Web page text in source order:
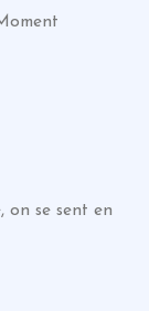
on se sent en